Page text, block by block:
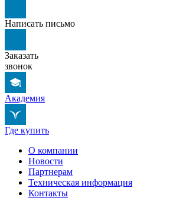
Написать письмо
Заказать
звонок
Академия
Где купить
О компании
Новости
Партнерам
Техническая информация
Контакты